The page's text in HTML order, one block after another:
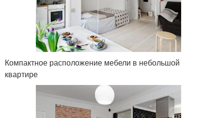
Компактное расположение мебели в небольшой
квартире